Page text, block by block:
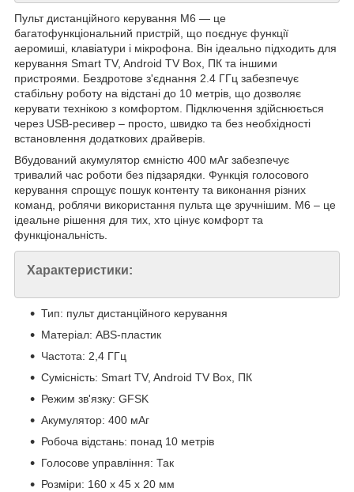
Пульт дистанційного керування M6 — це
багатофункціональний пристрій, що поєднує функції
аеромиші, клавіатури і мікрофона. Він ідеально підходить для
керування Smart TV, Android TV Box, ПК та іншими
пристроями. Бездротове з'єднання 2.4 ГГц забезпечує
стабільну роботу на відстані до 10 метрів, що дозволяє
керувати технікою з комфортом. Підключення здійснюється
через USB-ресивер – просто, швидко та без необхідності
встановлення додаткових драйверів.
Вбудований акумулятор ємністю 400 мАг забезпечує
тривалий час роботи без підзарядки. Функція голосового
керування спрощує пошук контенту та виконання різних
команд, роблячи використання пульта ще зручнішим. M6 – це
ідеальне рішення для тих, хто цінує комфорт та
функціональність.
Характеристики:
Тип: пульт дистанційного керування
Матеріал: ABS-пластик
Частота: 2,4 ГГц
Сумісність: Smart TV, Android TV Box, ПК
Режим зв'язку: GFSK
Акумулятор: 400 мАг
Робоча відстань: понад 10 метрів
Голосове управління: Так
Розміри: 160 x 45 x 20 мм